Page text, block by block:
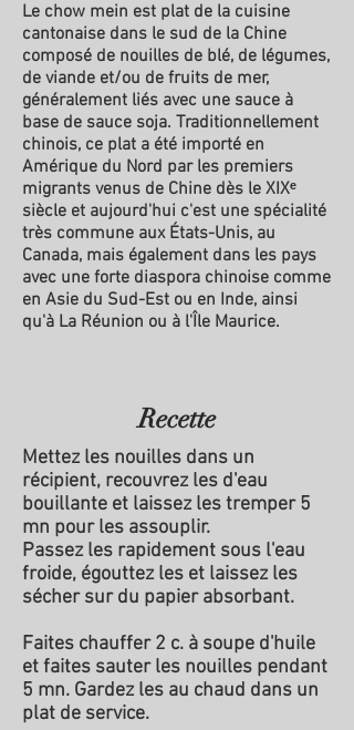
Le chow mein est plat de la cuisine
cantonaise dans le sud de la Chine
composé de nouilles de blé, de légumes,
de viande et/ou de fruits de mer,
généralement liés avec une sauce à
base de sauce soja. Traditionnellement
chinois, ce plat a été importé en
Amérique du Nord par les premiers
migrants venus de Chine dès le XIXᵉ
siècle et aujourd'hui c'est une spécialité
très commune aux États-Unis, au
Canada, mais également dans les pays
avec une forte diaspora chinoise comme
en Asie du Sud-Est ou en Inde, ainsi
qu'à La Réunion ou à l'Île Maurice.
Recette
Mettez les nouilles dans un
récipient, recouvrez les d'eau
bouillante et laissez les tremper 5
mn pour les assouplir.
Passez les rapidement sous l'eau
froide, égouttez les et laissez les
sécher sur du papier absorbant.
Faites chauffer 2 c. à soupe d'huile
et faites sauter les nouilles pendant
5 mn. Gardez les au chaud dans un
plat de service.